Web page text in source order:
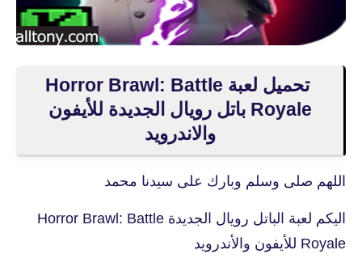
تحميل لعبة Horror Brawl: Battle
Royale‏ باتل رويال الجديدة للأيفون
والاندرويد
اللهم صلى وسلم وبارك على سيدنا محمد
اليكم لعبة الباتل رويال الجديدة Horror Brawl: Battle
Royale‏ للأيفون والأندرويد